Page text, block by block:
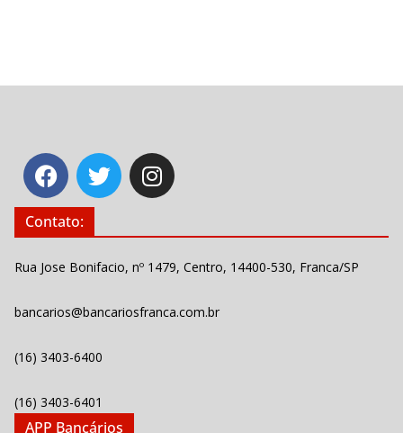
Contato:
Rua Jose Bonifacio, nº 1479, Centro, 14400-530, Franca/SP
bancarios@bancariosfranca.com.br
(16) 3403-6400
(16) 3403-6401
APP Bancários